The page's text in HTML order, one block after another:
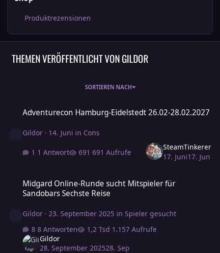
Produktrezensionen
THEMEN VERÖFFENTLICHT VON GILDOR
SORTIEREN NACH
Adventurecon Hamburg-Eidelstedt 26.02-28.02.2027
Gildor · 14. Juni in Cons
1 Antwort 691 Aufrufe
SteamTinkerer
17. Juni17. Jun
Midgard Online-Runde sucht Mitspieler für
Sandobars Sechste Reise
Gildor ·23. September 2025 inSpieler gesucht
8 Antworten
1.157 Aufrufe
Gildor
28. September 202528. Sep